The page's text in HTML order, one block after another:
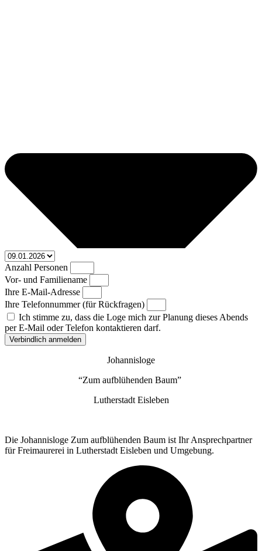
Anzahl Personen
Vor- und Familiename
Ihre E-Mail-Adresse
Ihre Telefonnummer (für Rückfragen)
Ich stimme zu, dass die Loge mich zur Planung dieses Abends
per E-Mail oder Telefon kontaktieren darf.
Verbindlich anmelden
Johannisloge
“Zum aufblühenden Baum”
Lutherstadt Eisleben
Die Johannisloge Zum aufblühenden Baum ist Ihr Ansprechpartner
für Freimaurerei in Lutherstadt Eisleben und Umgebung.